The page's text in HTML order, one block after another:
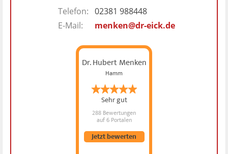
Telefon: 02381 988448
E-Mail:
menken@dr-eick.de
Dr. Hubert Menken
Hamm
Sehr gut
288 Bewertungen
auf 6 Portalen
Jetzt bewerten